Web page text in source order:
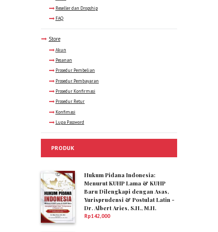
Reseller dan Dropship
FAQ
Store
Akun
Pesanan
Prosedur Pembelian
Prosedur Pembayaran
Prosedur Konfirmasi
Prosedur Retur
Konfimasi
Lupa Password
PRODUK
Hukum Pidana Indonesia:
Menurut KUHP Lama & KUHP
Baru Dilengkapi dengan Asas,
Yurisprudensi & Postulat Latin -
Dr. Albert Aries, S.H., M.H.
Rp142,000